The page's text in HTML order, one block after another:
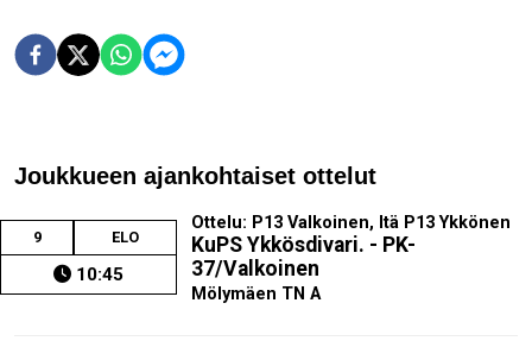
Joukkueen ajankohtaiset ottelut
9 ELO
10:45
Ottelu: P13 Valkoinen, Itä P13 Ykkönen
KuPS Ykkösdivari. - PK-
37/Valkoinen
Mölymäen TN A